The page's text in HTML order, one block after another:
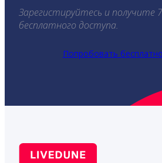
Зарегистируйтесь и получите
бесплатного доступа.
Попробовать бесплатно